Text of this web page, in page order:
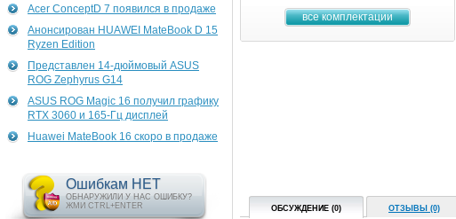
Acer ConceptD 7 появился в продаже
Анонсирован HUAWEI MateBook D 15
Ryzen Edition
Представлен 14-дюймовый ASUS
ROG Zephyrus G14
ASUS ROG Magic 16 получил графику
RTX 3060 и 165-Гц дисплей
Huawei MateBook 16 скоро в продаже
Ошибкам НЕТ
ОБНАРУЖИЛИ У НАС ОШИБКУ?
ЖМИ CTRL+ENTER
все комплектации
ОБСУЖДЕНИЕ (0) ОТЗЫВЫ (0)